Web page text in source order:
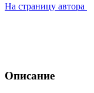
На страницу автора
Описание